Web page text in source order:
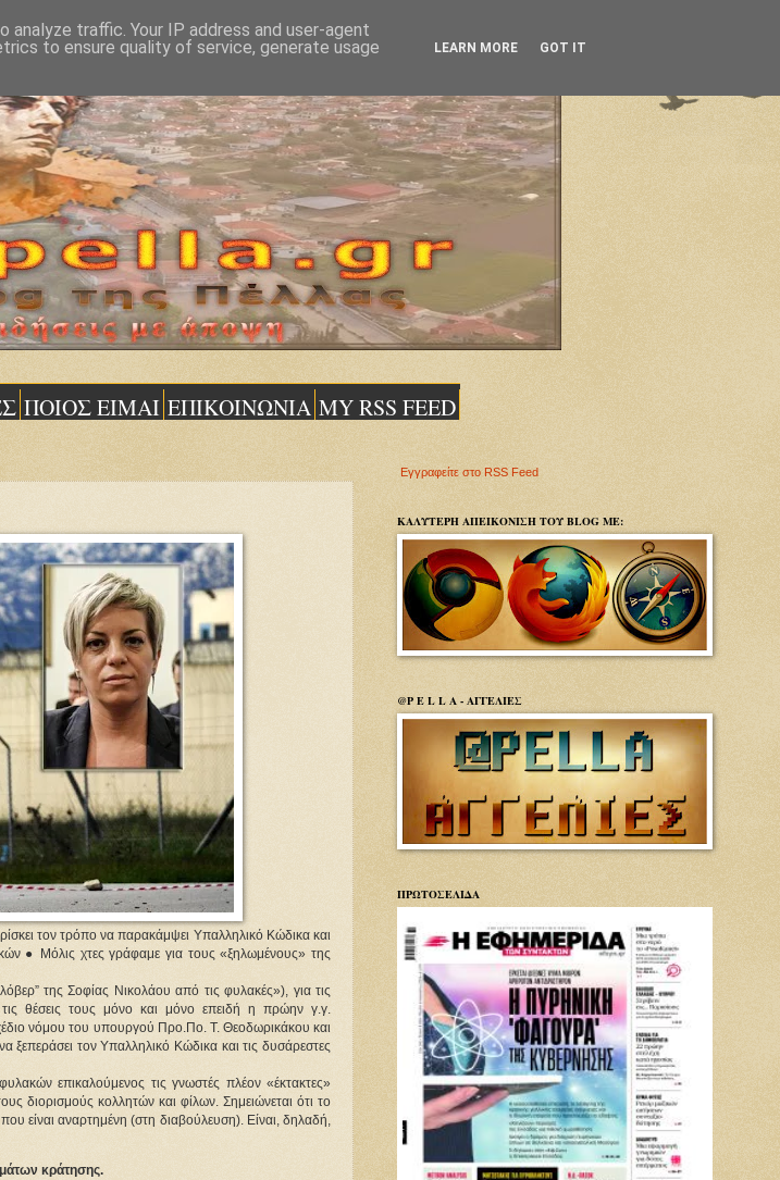
ΠΟΙΟΣ ΕΙΜΑΙ ΕΠΙΚΟΙΝΩΝΙΑ MY RSS FEED
τον τρόπο να παρακάμψει Υπαλληλικό Κώδικα και
● Μόλις χτες γράφαμε για τους «ξηλωμένους» της
της Σοφίας Νικολάου από τις φυλακές»), για τις
θέσεις τους μόνο και μόνο επειδή η πρώην γ.γ.
νόμου του υπουργού Προ.Πο. Τ. Θεοδωρικάκου και
ξεπεράσει τον Υπαλληλικό Κώδικα και τις δυσάρεστες
επικαλούμενος τις γνωστές πλέον «έκτακτες»
διορισμούς κολλητών και φίλων. Σημειώνεται ότι το
είναι αναρτημένη (στη διαβούλευση). Είναι, δηλαδή,
κράτησης.
Εγγραφείτε στο RSS Feed
ΚΑΛΥΤΕΡΗ ΑΠΕΙΚΟΝΙΣΗ ΤΟΥ BLOG ΜΕ:
@P E L L A - ΑΓΓΕΛΙΕΣ
ΠΡΩΤΟΣΕΛΙΔΑ
traffic. Your IP address and user-agent
to ensure quality of service, generate usage
LEARN MORE GOT IT